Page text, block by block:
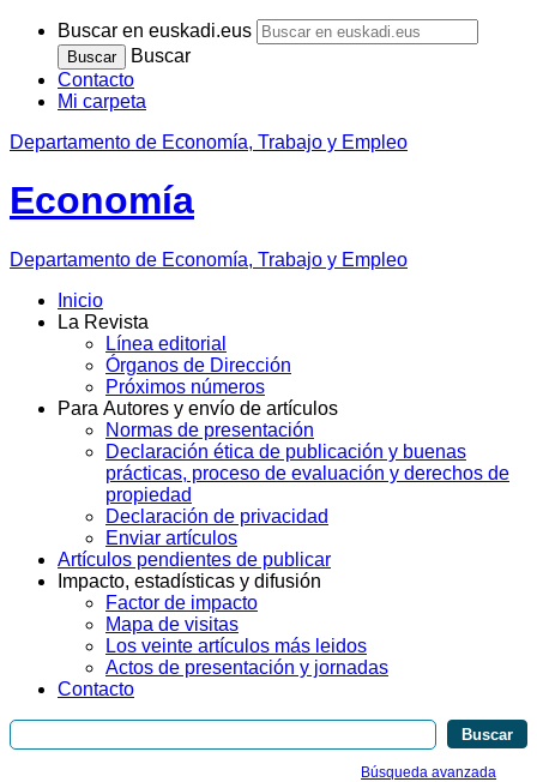
Buscar en euskadi.eus
Buscar
Contacto
Mi carpeta
Departamento de Economía, Trabajo y Empleo
Economía
Departamento de Economía, Trabajo y Empleo
Inicio
La Revista
Línea editorial
Órganos de Dirección
Próximos números
Para Autores y envío de artículos
Normas de presentación
Declaración ética de publicación y buenas
prácticas, proceso de evaluación y derechos de
propiedad
Declaración de privacidad
Enviar artículos
Artículos pendientes de publicar
Impacto, estadísticas y difusión
Factor de impacto
Mapa de visitas
Los veinte artículos más leidos
Actos de presentación y jornadas
Contacto
Búsqueda avanzada